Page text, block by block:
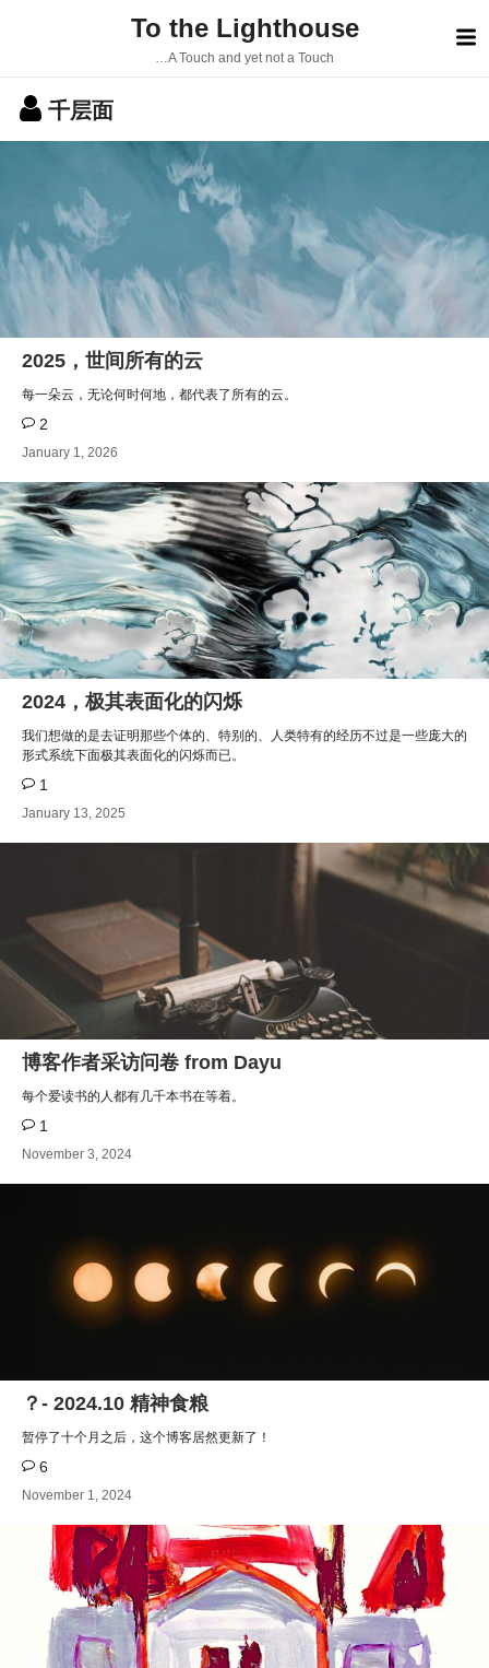
p
n
To the Lighthouse
…A Touch and yet not a Touch
千层面
2025，世间所有的云
每一朵云，无论何时何地，都代表了所有的云。
2
January 1, 2026
2024，极其表面化的闪烁
我们想做的是去证明那些个体的、特别的、人类特有的经历不过是一些庞大的
形式系统下面极其表面化的闪烁而已。
1
January 13, 2025
博客作者采访问卷 from Dayu
每个爱读书的人都有几千本书在等着。
1
November 3, 2024
？- 2024.10 精神食粮
暂停了十个月之后，这个博客居然更新了！
6
November 1, 2024